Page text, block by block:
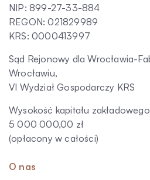
NIP: 899-27-33-884
REGON: 021829989
KRS: 0000413997
Sąd Rejonowy dla Wrocławia-
Wrocławiu,
VI Wydział Gospodarczy KRS
Wysokość kapitału
5 000 000,00 zł
(opłacony w całości)
O nas